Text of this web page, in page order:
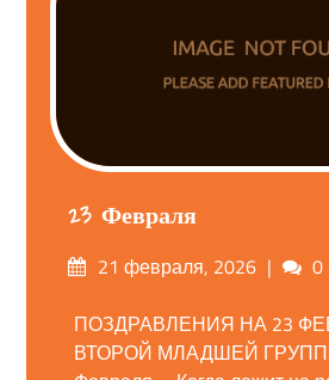
23 Февраля
Опубликовано
21 февраля, 2026
0
ПОЗДРАВЛЕНИЯ НА 23
ВТОРОЙ МЛАДШЕЙ